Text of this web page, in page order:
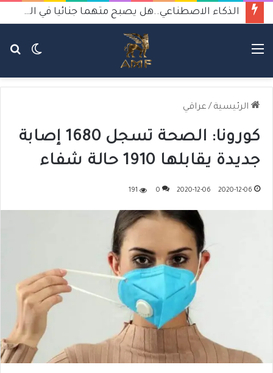
الذكاء الاصطناعي..هل يصبح متهما جنائيا في الجرائم والانتحار؟
الوضع
القائمة
الرئيسية / عراقي
كورونا: الصحة تسجل 1680 إصابة
جديدة يقابلها 1910 حالة شفاء
2020-12-06
2020-12-06
0
191